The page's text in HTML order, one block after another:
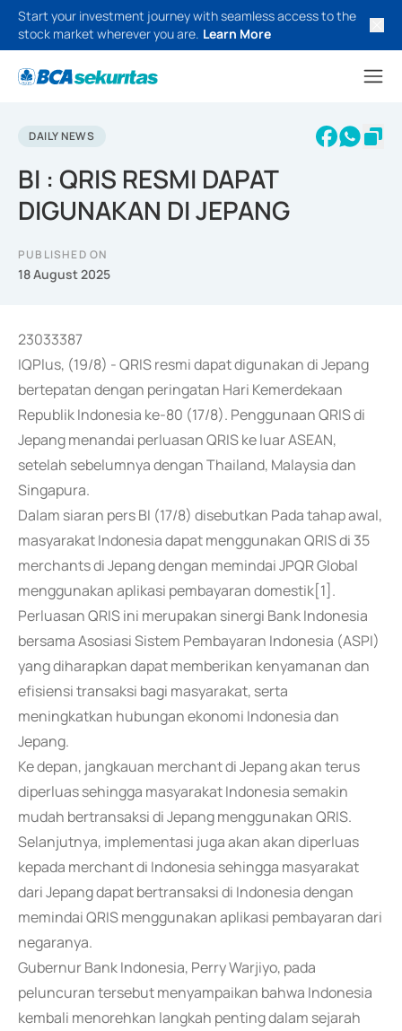
Start your investment journey with seamless access to the
stock market wherever you are. Learn More
DAILY NEWS
BI : QRIS RESMI DAPAT
DIGUNAKAN DI JEPANG
PUBLISHED ON
18 August 2025
23033387
IQPlus, (19/8) - QRIS resmi dapat digunakan di Jepang
bertepatan dengan peringatan Hari Kemerdekaan
Republik Indonesia ke-80 (17/8). Penggunaan QRIS di
Jepang menandai perluasan QRIS ke luar ASEAN,
setelah sebelumnya dengan Thailand, Malaysia dan
Singapura.
Dalam siaran pers BI (17/8) disebutkan Pada tahap awal,
masyarakat Indonesia dapat menggunakan QRIS di 35
merchants di Jepang dengan memindai JPQR Global
menggunakan aplikasi pembayaran domestik[1].
Perluasan QRIS ini merupakan sinergi Bank Indonesia
bersama Asosiasi Sistem Pembayaran Indonesia (ASPI)
yang diharapkan dapat memberikan kenyamanan dan
efisiensi transaksi bagi masyarakat, serta
meningkatkan hubungan ekonomi Indonesia dan
Jepang.
Ke depan, jangkauan merchant di Jepang akan terus
diperluas sehingga masyarakat Indonesia semakin
mudah bertransaksi di Jepang menggunakan QRIS.
Selanjutnya, implementasi juga akan akan diperluas
kepada merchant di Indonesia sehingga masyarakat
dari Jepang dapat bertransaksi di Indonesia dengan
memindai QRIS menggunakan aplikasi pembayaran dari
negaranya.
Gubernur Bank Indonesia, Perry Warjiyo, pada
peluncuran tersebut menyampaikan bahwa Indonesia
kembali menorehkan langkah penting dalam sejarah